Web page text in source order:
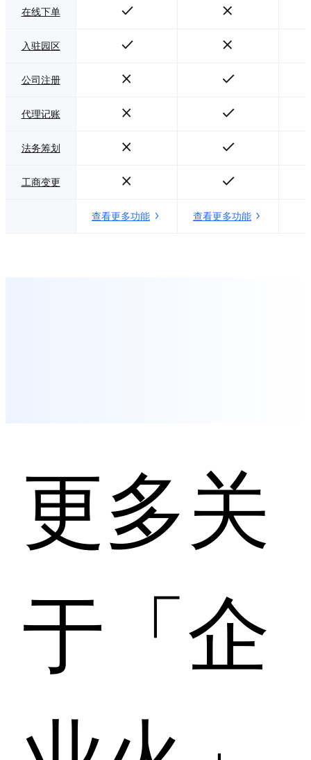
在线下单
入驻园区
公司注册
代理记账
法务筹划
工商变更
查看更多功能 查看更多功能
更多关
于「企